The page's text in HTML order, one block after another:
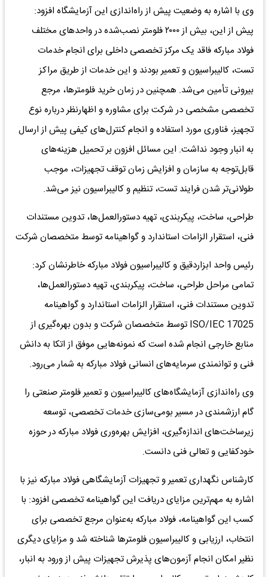
وی با اشاره به وضعیت پیش از راه‌اندازی این آزمایشگاه افزود:
پیش از این، بیش از ۲۰۰۰ فلومتر نصب‌شده در واحدهای مختلف
فولاد مبارکه فاقد یک مرکز تخصصی داخلی برای انجام خدمات
تست، کالیبراسیون و تعمیر بودند و این خدمات از طریق مراکز
بیرونی تأمین می‌شد. همچنین در زمان خرید فلومترها، مرجع
تخصصی مشخصی در شرکت برای مشاوره و اظهارنظر درباره نوع
تجهیز، فناوری مورد استفاده و انجام کنترل‌های کیفی پیش از ارسال
به انبار وجود نداشت. این مسائل افزون بر تحمیل هزینه‌های
قابل‌توجه به سازمان و افزایش زمان توقف تجهیزات، موجب
طولانی‌تر شدن فرایند تست، تنظیم و کالیبراسیون نیز می‌شد.
طراحی، ساخت، پیکربندی، تهیه دستورالعمل‌ها، تدوین مستندات
فنی، استقرار الزامات استاندارد و گواهینامه توسط متخصصان شرکت
رئیس واحد ابزاردقیق و کالیبراسیون فولاد مبارکه خاطرنشان کرد:
تمامی مراحل طراحی، ساخت، پیکربندی، تهیه دستورالعمل‌ها،
تدوین مستندات فنی، استقرار الزامات استاندارد و گواهینامه
ISO/IEC 17025 توسط متخصصان شرکت و بدون بهره‌گیری از
منابع خارجی انجام شده است که نمونه‌هایی موفق از اتکا به دانش
فنی و توانمندی سرمایه‌های انسانی فولاد مبارکه به شمار می‌رود.
وی راه‌اندازی آزمایشگاه‌های کالیبراسیون و تعمیر فلومتر صنعتی را
گام ارزشمندی در مسیر بومی‌سازی خدمات تخصصی، توسعه
زیرساخت‌های اندازه‌گیری، افزایش بهره‌وری فولاد مبارکه در حوزه
خودکفایی و تعالی فنی دانست.
کارشناس نگهداری تعمیر و تجهیزات آزمایشگاهی فولاد مبارکه نیز با
اشاره به مهم‌ترین مزایای دریافت این گواهینامه تخصصی افزود: با
کسب این گواهینامه، فولاد مبارکه به‌عنوان مرجع تخصصی برای
انتخاب، ارزیابی و کالیبراسیون فلومترها شناخته شد و مزایای دیگری
نظیر امکان انجام آزمون‌های پذیرش تجهیزات پیش از ورود به انبار،